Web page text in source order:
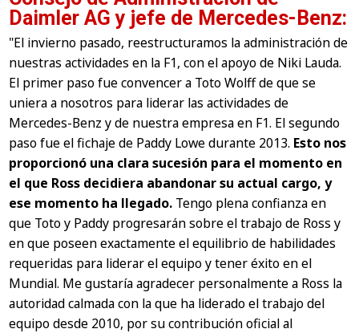
Daimler AG y jefe de Mercedes-Benz:
"El invierno pasado, reestructuramos la administración de
nuestras actividades en la F1, con el apoyo de Niki Lauda.
El primer paso fue convencer a Toto Wolff de que se
uniera a nosotros para liderar las actividades de
Mercedes-Benz y de nuestra empresa en F1. El segundo
paso fue el fichaje de Paddy Lowe durante 2013. Esto nos
proporcionó una clara sucesión para el momento en
el que Ross decidiera abandonar su actual cargo, y
ese momento ha llegado. Tengo plena confianza en
que Toto y Paddy progresarán sobre el trabajo de Ross y
en que poseen exactamente el equilibrio de habilidades
requeridas para liderar el equipo y tener éxito en el
Mundial. Me gustaría agradecer personalmente a Ross la
autoridad calmada con la que ha liderado el trabajo del
equipo desde 2010, por su contribución oficial al